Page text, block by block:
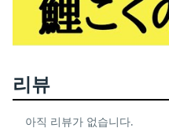
리뷰
아직 리뷰가 없습니다.